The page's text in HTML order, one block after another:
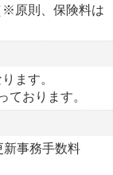
※原則、保険料は
ます。
ております。
新事務手数料